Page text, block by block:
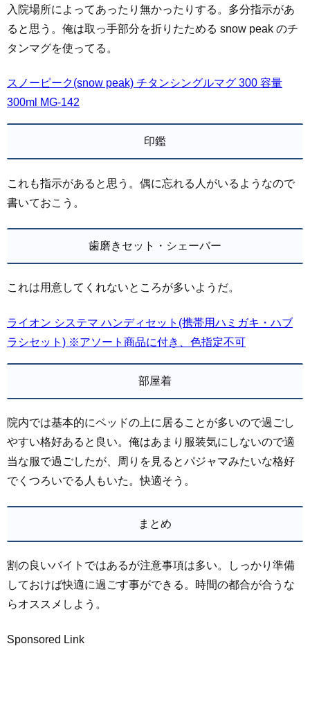
入院場所によってあったり無かったりする。多分指示があ
ると思う。俺は取っ手部分を折りたためる snow peak のチ
タンマグを使ってる。
スノーピーク(snow peak) チタンシングルマグ 300 容量
300ml MG-142
印鑑
これも指示があると思う。偶に忘れる人がいるようなので
書いておこう。
歯磨きセット・シェーバー
これは用意してくれないところが多いようだ。
ライオン システマ ハンディセット(携帯用ハミガキ・ハブ
ラシセット) ※アソート商品に付き、色指定不可
部屋着
院内では基本的にベッドの上に居ることが多いので過ごし
やすい格好あると良い。俺はあまり服装気にしないので適
当な服で過ごしたが、周りを見るとパジャマみたいな格好
でくつろいでる人もいた。快適そう。
まとめ
割の良いバイトではあるが注意事項は多い。しっかり準備
しておけば快適に過ごす事ができる。時間の都合が合うな
らオススメしよう。
Sponsored Link